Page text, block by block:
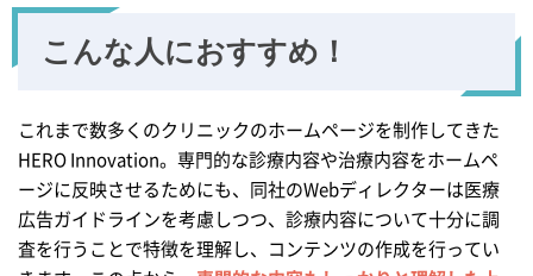
こんな人におすすめ！
これまで数多くのクリニックのホームページを制作してきた
HERO Innovation。専門的な診療内容や治療内容をホームペ
ージに反映させるためにも、同社のWebディレクターは医療
広告ガイドラインを考慮しつつ、診療内容について十分に調
査を行うことで特徴を理解し、コンテンツの作成を行ってい